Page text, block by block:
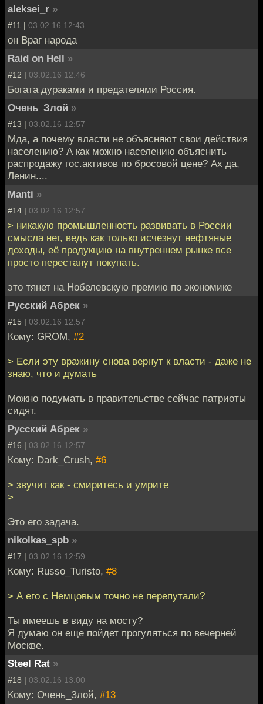
aleksei_r »
#11 | 03.02.16 12:43
он Враг народа
Raid on Hell »
#12 | 03.02.16 12:46
Богата дураками и предателями Россия.
Очень_Злой »
#13 | 03.02.16 12:57
Мда, а почему власти не объясняют свои действия
населению? А как можно населению объяснить
распродажу гос.активов по бросовой цене? Ах да,
Ленин....
Manti »
#14 | 03.02.16 12:57
> никакую промышленность развивать в России
смысла нет, ведь как только исчезнут нефтяные
доходы, её продукцию на внутреннем рынке все
просто перестанут покупать.
это тянет на Нобелевскую премию по экономике
Русский Абрек »
#15 | 03.02.16 12:57
Кому: GROM, #2
> Если эту вражину снова вернут к власти - даже не
знаю, что и думать
Можно подумать в правительстве сейчас патриоты
сидят.
Русский Абрек »
#16 | 03.02.16 12:57
Кому: Dark_Crush, #6
> звучит как - смиритесь и умрите
>
Это его задача.
nikolkas_spb »
#17 | 03.02.16 12:59
Кому: Russo_Turisto, #8
> А его с Немцовым точно не перепутали?
Ты имеешь в виду на мосту?
Я думаю он еще пойдет прогуляться по вечерней
Москве.
Steel Rat »
#18 | 03.02.16 13:00
Кому: Очень_Злой, #13